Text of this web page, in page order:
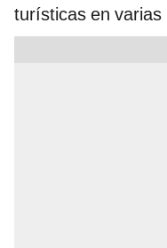
turísticas en varias